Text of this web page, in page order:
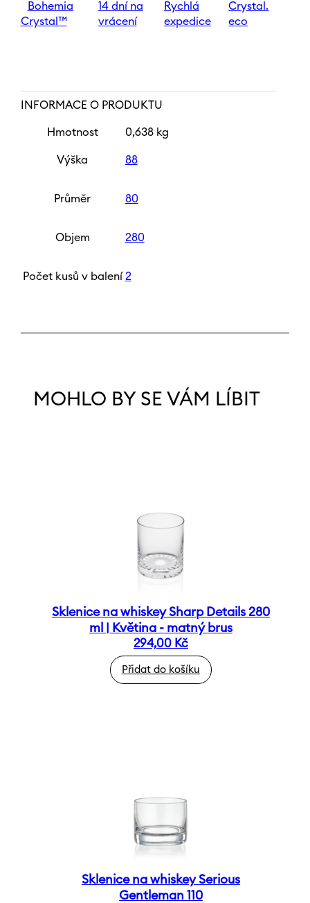
|
Květina
Bohemia
Crystal™
14 dní na
vrácení
Rychlá
expedice
Crystal.
eco
INFORMACE O PRODUKTU
Hmotnost 0,638 kg
Výška 88
Průměr 80
Objem 280
Počet kusů v balení 2
MOHLO BY SE VÁM LÍBIT
Sklenice na whiskey Sharp Details 280
ml | Květina - matný brus
294,00 Kč
Přidat do košíku
Sklenice na whiskey Serious
Gentleman 110